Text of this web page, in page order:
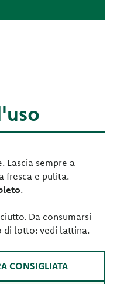
Lascia sempre a
fresca e pulita.
.
Da consumarsi
di lotto: vedi lattina.
CONSIGLIATA